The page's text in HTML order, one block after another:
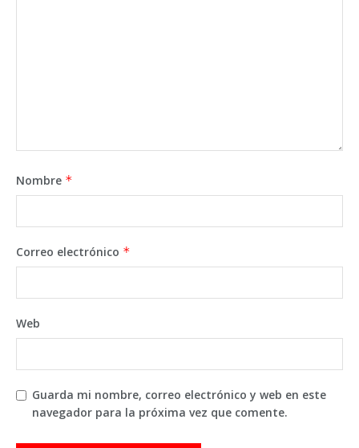
Nombre *
Correo electrónico *
Web
Guarda mi nombre, correo electrónico y web en este
navegador para la próxima vez que comente.